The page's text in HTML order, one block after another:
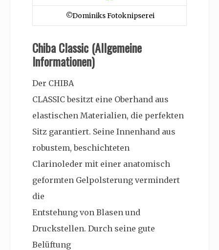
©Dominiks Fotoknipserei
Chiba Classic (Allgemeine
Informationen)
Der CHIBA
CLASSIC besitzt eine Oberhand aus
elastischen Materialien, die perfekten
Sitz garantiert. Seine Innenhand aus
robustem, beschichteten
Clarinoleder mit einer anatomisch
geformten Gelpolsterung vermindert
die
Entstehung von Blasen und
Druckstellen. Durch seine gute
Belüftung